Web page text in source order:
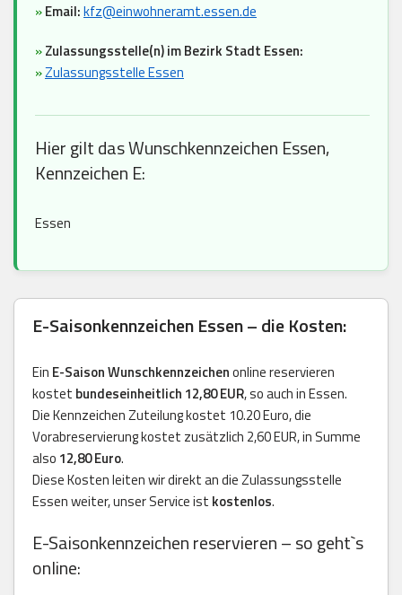
»Email:kfz@einwohneramt.essen.de
»Zulassungsstelle(n) im Bezirk Stadt Essen:
»Zulassungsstelle Essen
Hier gilt das Wunschkennzeichen Essen,
Kennzeichen E:
Essen
E-Saisonkennzeichen Essen – die Kosten:
Ein E-Saison Wunschkennzeichenonline reservieren
kostet bundeseinheitlich 12,80 EUR, so auch in Essen.
Die Kennzeichen Zuteilung kostet 10.20 Euro, die
Vorabreservierung kostet zusätzlich 2,60 EUR, in Summe
also 12,80 Euro.
Diese Kosten leiten wir direkt an die Zulassungsstelle
Essen weiter, unser Service ist kostenlos.
E-Saisonkennzeichen reservieren – so geht`s
online: